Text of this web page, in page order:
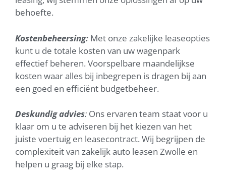
behoefte.
Kostenbeheersing: Met onze zakelijke leaseopties
kunt u de totale kosten van uw wagenpark
effectief beheren. Voorspelbare maandelijkse
kosten waar alles bij inbegrepen is dragen bij aan
een goed en efficiënt budgetbeheer.
Deskundig advies: Ons ervaren team staat voor u
klaar om u te adviseren bij het kiezen van het
juiste voertuig en leasecontract. Wij begrijpen de
complexiteit van zakelijk auto leasen Zwolle en
helpen u graag bij elke stap.